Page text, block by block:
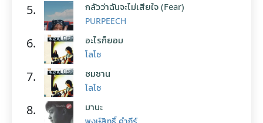
5. กลัวว่าฉันจะไม่เสียใจ (Fear)
PURPEECH
6. อะไรก็ยอม
โลโซ
7. ซมซาน
โลโซ
8. มานะ